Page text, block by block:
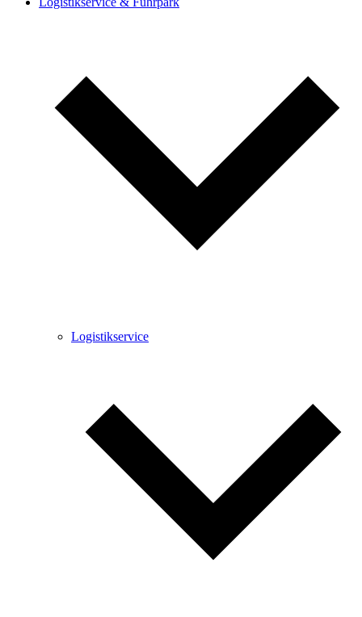
Logistik­service